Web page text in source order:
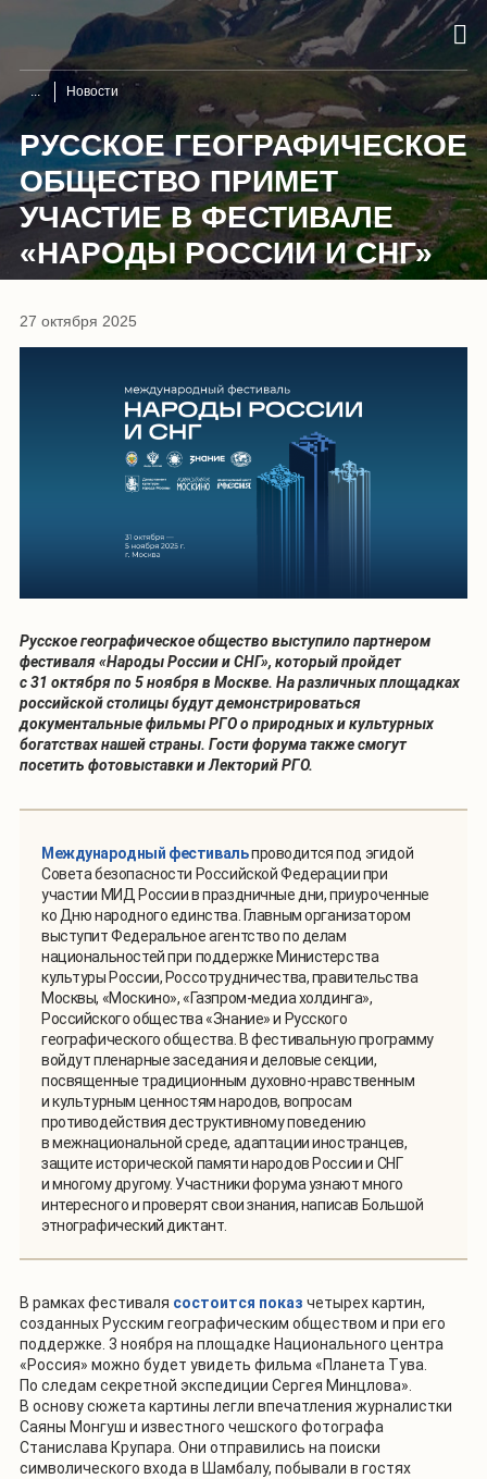
Новости
РУССКОЕ ГЕОГРАФИЧЕСКОЕ
ОБЩЕСТВО ПРИМЕТ
УЧАСТИЕ В ФЕСТИВАЛЕ
«НАРОДЫ РОССИИ И СНГ»
27 октября 2025
Русское географическое общество выступило партнером
фестиваля «Народы России и СНГ», который пройдет
с 31 октября по 5 ноября в Москве. На различных площадках
российской столицы будут демонстрироваться
документальные фильмы РГО о природных и культурных
богатствах нашей страны. Гости форума также смогут
посетить фотовыставки и Лекторий РГО.
Международный фестивальпроводится под эгидой
Совета безопасности Российской Федерации при
участии МИД России в праздничные дни, приуроченные
ко Дню народного единства. Главным организатором
выступит Федеральное агентство по делам
национальностей при поддержке Министерства
культуры России, Россотрудничества, правительства
Москвы, «Москино», «Газпром-медиа холдинга»,
Российского общества «Знание» и Русского
географического общества. В фестивальную программу
войдут пленарные заседания и деловые секции,
посвященные традиционным духовно-нравственным
и культурным ценностям народов, вопросам
противодействия деструктивному поведению
в межнациональной среде, адаптации иностранцев,
защите исторической памяти народов России и СНГ
и многому другому. Участники форума узнают много
интересного и проверят свои знания, написав Большой
этнографический диктант.
В рамках фестиваля состоится показ четырех картин,
созданных Русским географическим обществом и при его
поддержке. 3 ноября на площадке Национального центра
«Россия» можно будет увидеть фильма «Планета Тува.
По следам секретной экспедиции Сергея Минцлова».
В основу сюжета картины легли впечатления журналистки
Саяны Монгуш и известного чешского фотографа
Станислава Крупара. Они отправились на поиски
символического входа в Шамбалу, побывали в гостях